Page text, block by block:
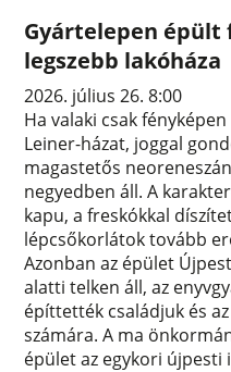
Gyártelepen épült
legszebb lakóháza
2026. július 26. 8:00
Ha valaki csak
Leiner-házat, joggal
magastetős
negyedben áll. A
kapu, a freskókkal
lépcsőkorlátok tovább
Azonban az épület
alatti telken áll, az
építtették családjuk és
számára. A ma
épület az egykori újpesti